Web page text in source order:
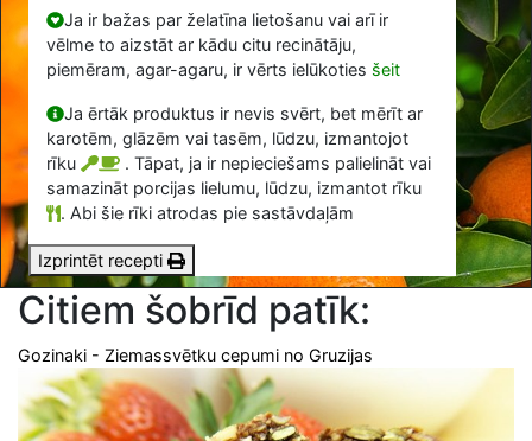
Ja ir bažas par želatīna lietošanu vai arī ir
vēlme to aizstāt ar kādu citu recinātāju,
piemēram, agar-agaru, ir vērts ielūkoties šeit
Ja ērtāk produktus ir nevis svērt, bet mērīt ar
karotēm, glāzēm vai tasēm, lūdzu, izmantojot
rīku
. Tāpat, ja ir nepieciešams palielināt vai
samazināt porcijas lielumu, lūdzu, izmantot rīku
. Abi šie rīki atrodas pie sastāvdaļām
Izprintēt recepti
Citiem šobrīd patīk:
Gozinaki - Ziemassvētku cepumi no Gruzijas